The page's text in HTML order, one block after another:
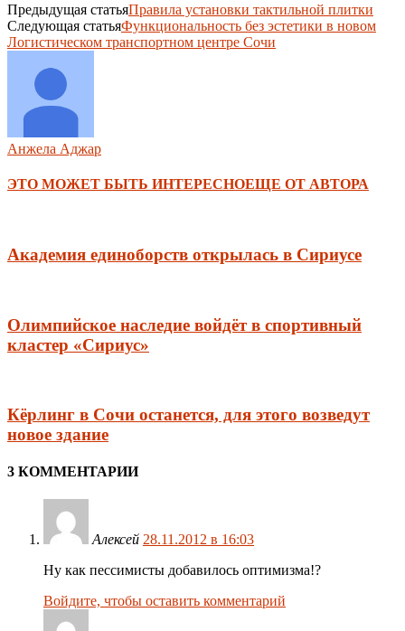
Предыдущая статьяПравила установки тактильной плитки
Следующая статьяФункциональность без эстетики в новом
Логистическом транспортном центре Сочи
Анжела Аджар
ЭТО МОЖЕТ БЫТЬ ИНТЕРЕСНОЕЩЕ ОТ АВТОРА
Академия единоборств открылась в Сириусе
Олимпийское наследие войдёт в спортивный
кластер «Сириус»
Кёрлинг в Сочи останется, для этого возведут
новое здание
3 КОММЕНТАРИИ
Алексей 28.11.2012 в 16:03
Ну как пессимисты добавилось оптимизма!?
Войдите, чтобы оставить комментарий